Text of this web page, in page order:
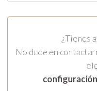
¿Tienes
No dude en